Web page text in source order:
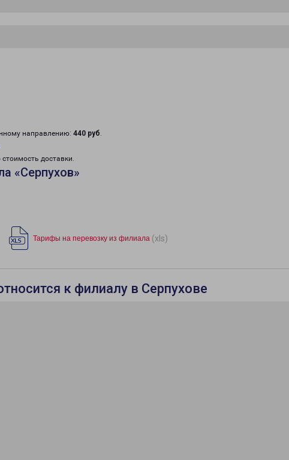
направлению: 440 руб.
доставки.
«Серпухов»
Тарифы на перевозку из филиала (xls)
к филиалу в Серпухове